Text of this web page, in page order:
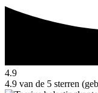
4.9
4.9 van de 5 sterren